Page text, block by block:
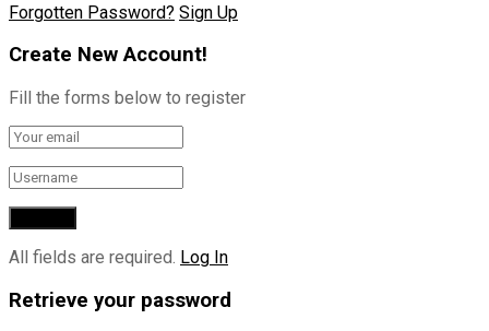
Forgotten Password? Sign Up
Create New Account!
Fill the forms below to register
All fields are required. Log In
Retrieve your password